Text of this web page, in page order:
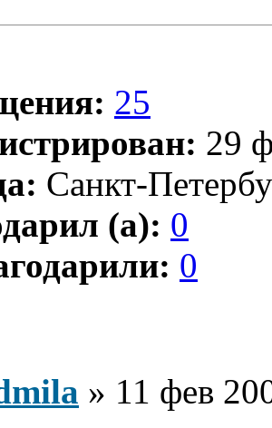
25
29
Санкт-
(а): 0
0
» 11 фев